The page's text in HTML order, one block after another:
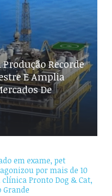
Recorde
E Amplia
De
em exame, pet
por mais de 10
Pronto Dog & Cat,
Grande